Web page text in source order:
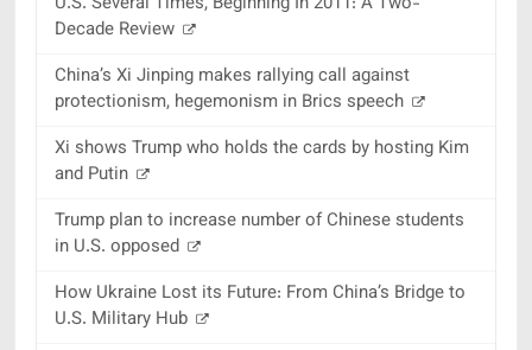
Decade Review
China’s Xi Jinping makes rallying call against
protectionism, hegemonism in Brics speech
Xi shows Trump who holds the cards by hosting Kim
and Putin
Trump plan to increase number of Chinese students
in U.S. opposed
How Ukraine Lost its Future: From China’s Bridge to
U.S. Military Hub